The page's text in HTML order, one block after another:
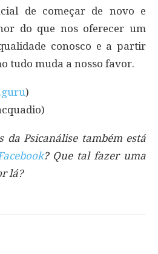
de começar de novo e
do que nos oferecer um
conosco e a partir
tudo muda a nosso favor.
)
da Psicanálise também está
? Que tal fazer uma
lá?